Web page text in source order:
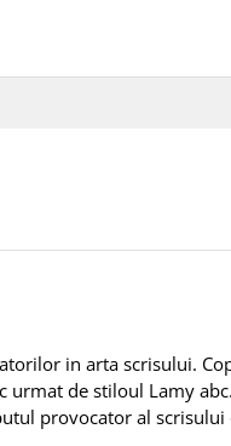
in arta scrisului.
urmat de stiloul Lamy
provocator al scrisului